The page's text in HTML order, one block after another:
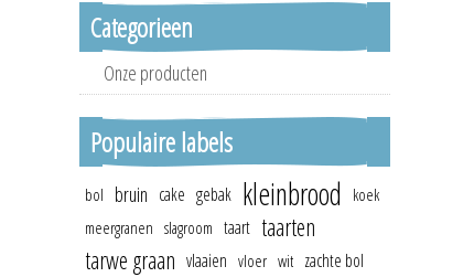
Categorieen
Onze producten
Populaire labels
bol bruin cake gebak kleinbrood
koek
meergranen slagroom taart taarten
tarwe graan vlaaien vloer wit zachte bol